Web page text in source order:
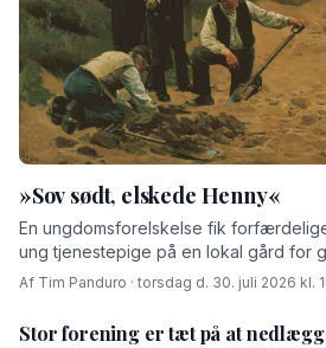
»Sov sødt, elskede Henny«
En ungdomsforelskelse fik
ung tjenestepige på en lokal gård for
Af Tim Panduro · torsdag d. 30. juli 2026 kl.
Stor forening er tæt på at